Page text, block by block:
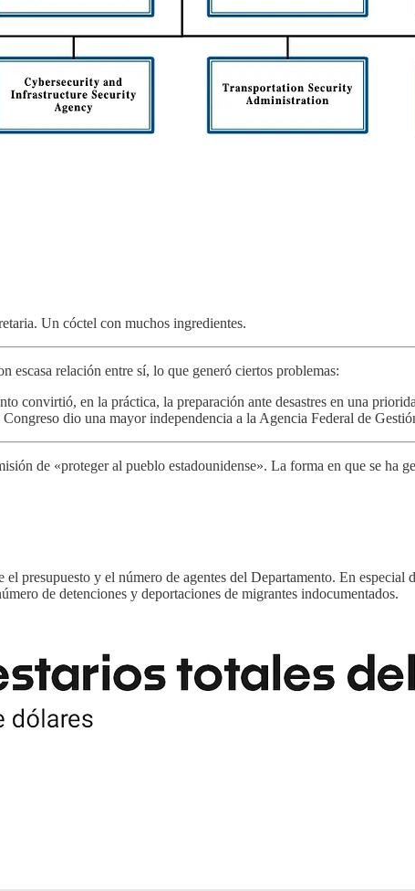
Un cóctel con muchos ingredientes.
escasa relación entre sí, lo que generó ciertos problemas:
convirtió, en la práctica, la preparación ante desastres en una
dio una mayor independencia a la Agencia Federal de
de «proteger al pueblo estadounidense». La forma en que se ha
presupuesto y el número de agentes del Departamento. En
de detenciones y deportaciones de migrantes indocumentados.